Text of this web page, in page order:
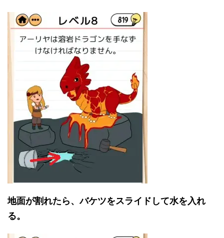
地面が割れたら、バケツをスライドして水を入れ
る。